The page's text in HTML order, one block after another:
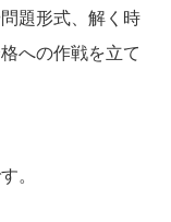
題形式、解く時
への作戦を立て
。